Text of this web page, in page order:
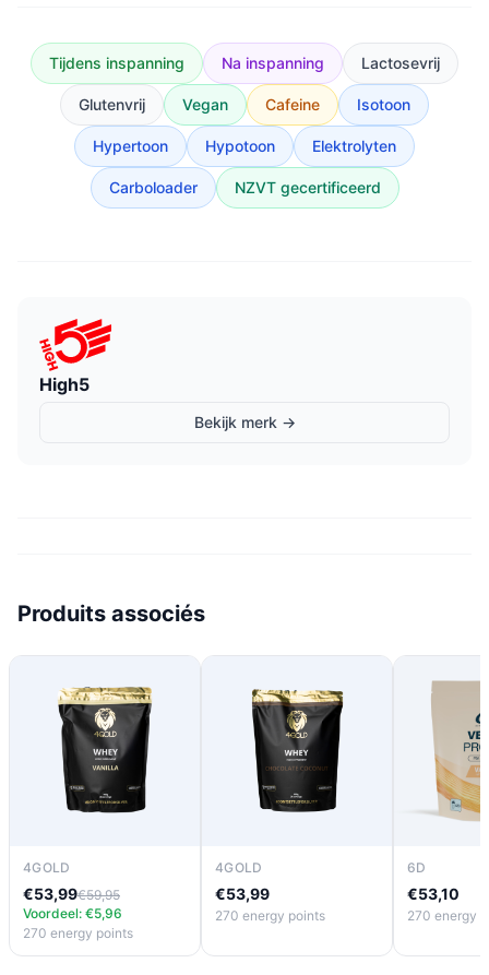
Tijdens inspanning Na inspanning Lactosevrij
Glutenvrij Vegan Cafeine Isotoon
Hypertoon Hypotoon Elektrolyten
Carboloader NZVT gecertificeerd
High5
Bekijk merk →
Produits associés
4GOLD
€53,99€59,95
Voordeel: €5,96
270 energy points
4GOLD
€53,99
270 energy points
6D
€53,10
270 energy